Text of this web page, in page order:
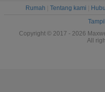
Rumah Tentang kami
Copyright © 2017 - 2026
All